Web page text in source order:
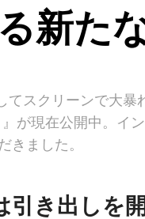
新た
てスクリーンで大
が現在公開中。イ
きました。
き出しを